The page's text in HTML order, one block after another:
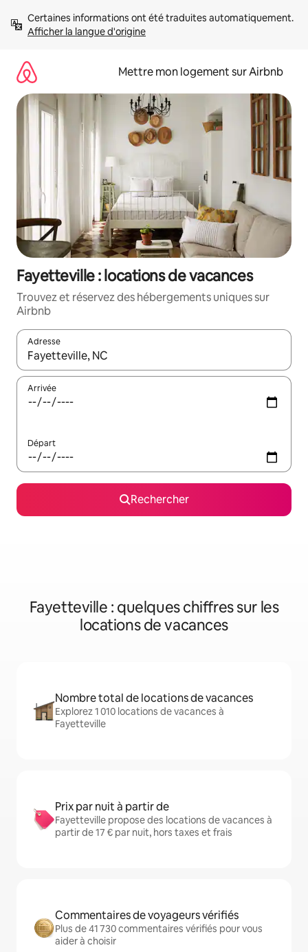
directement
Afficher la langue d'origine
Mettre mon logement sur Airbnb
Fayetteville : locations de vacances
Trouvez et réservez des hébergements uniques sur
Airbnb
Adresse
Lorsque les résultats s'affichent, utilisez les flèches vers le
Arrivée
Départ
Rechercher
Fayetteville : quelques chiffres sur les
locations de vacances
Nombre total de locations de vacances
Explorez 1 010 locations de vacances à
Fayetteville
Prix par nuit à partir de
Fayetteville propose des locations de vacances à
partir de 17 € par nuit, hors taxes et frais
Commentaires de voyageurs vérifiés
Plus de 41 730 commentaires vérifiés pour vous
aider à choisir